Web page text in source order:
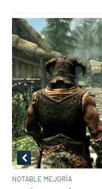
NOTABLE MEJORÍA